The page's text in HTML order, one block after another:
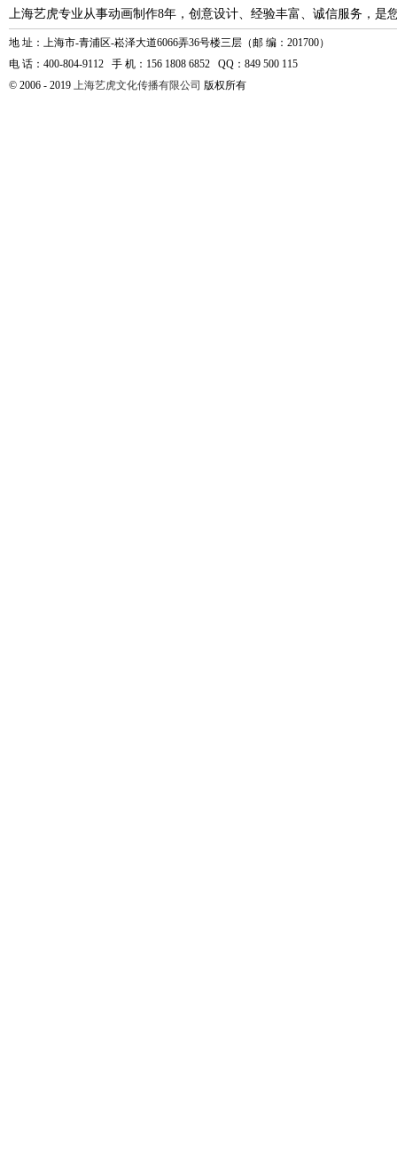
上海艺虎专业从事动画制作8年，创意设计、经验丰富、诚信服务，是
地 址：上海市-青浦区-崧泽大道6066弄36号楼三层（邮 编：201700）
电 话：400-804-9112 手 机：156 1808 6852 QQ：849 500 115
© 2006 - 2019 上海艺虎文化传播有限公司 版权所有